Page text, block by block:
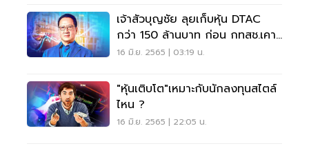
เจ้าสัวบุญชัย ลุยเก็บหุ้น DTAC
กว่า 150 ล้านบาท ก่อน กทสช.เคาะ
ดีลควบTRUE
16 มิ.ย. 2565 | 03:19 น.
"หุ้นเติบโต"เหมาะกับนักลงทุนสไตล์
ไหน ?
16 มิ.ย. 2565 | 22:05 น.